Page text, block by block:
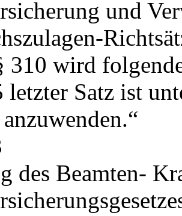
und
310 wird
letzter Satz ist
des Beamten-